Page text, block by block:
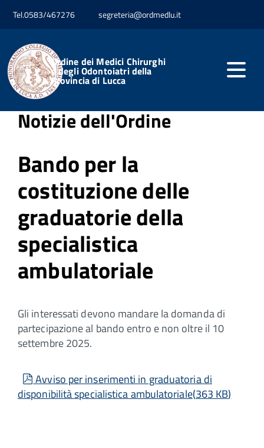
Tel.0583/467276 segreteria@ordmedlu.it
Ordine dei Medici Chirurghi
e degli Odontoiatri della
Provincia di Lucca
Home Professione Notizie dell'Ordine
Pubblicato: 02 Settembre 2025
Notizie dell'Ordine
Bando per la
costituzione delle
graduatorie della
specialistica
ambulatoriale
Gli interessati devono mandare la domanda di
partecipazione al bando entro e non oltre il 10
settembre 2025.
pdf
Avviso per inserimenti in graduatoria di
disponibilità specialistica ambulatoriale(363 KB)